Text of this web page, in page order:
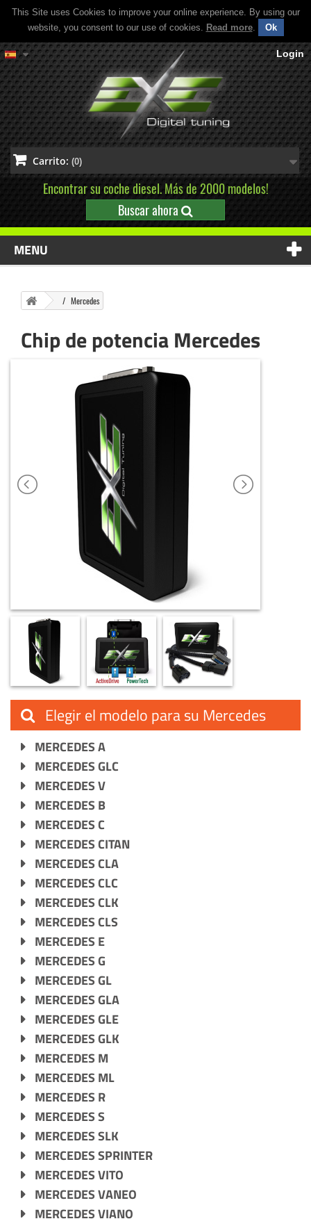
This Site uses Cookies to improve your online experience. By using our
website, you consent to our use of cookies. Read more. Ok
Login
Carrito: (0)
Encontrar su coche diesel. Más de 2000 modelos!
Buscar ahora
MENU
Mercedes
Chip de potencia Mercedes
Elegir el modelo para su Mercedes
MERCEDES A
MERCEDES GLC
MERCEDES V
MERCEDES B
MERCEDES C
MERCEDES CITAN
MERCEDES CLA
MERCEDES CLC
MERCEDES CLK
MERCEDES CLS
MERCEDES E
MERCEDES G
MERCEDES GL
MERCEDES GLA
MERCEDES GLE
MERCEDES GLK
MERCEDES M
MERCEDES ML
MERCEDES R
MERCEDES S
MERCEDES SLK
MERCEDES SPRINTER
MERCEDES VITO
MERCEDES VANEO
MERCEDES VIANO